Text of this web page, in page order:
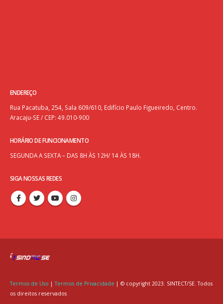
ENDEREÇO
Rua Pacatuba, 254, Sala 609/610, Edifício Paulo Figueiredo, Centro.
Aracaju-SE / CEP: 49.010-900
HORÁRIO DE FUNCIONAMENTO
SEGUNDA A SEXTA – DAS 8H ÀS 12H/ 14 ÀS 18H.
SIGA NOSSAS REDES
Termos de Uso |Termos de Privacidade | © copyright 2023. SINTECT/SE. Todos
os direitos reservados